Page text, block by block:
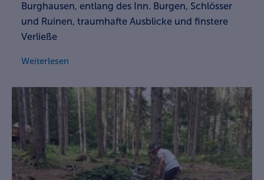
Burghausen, entlang des Inn. Burgen, Schlösser
und Ruinen, traumhafte Ausblicke und finstere
Verließe
Weiterlesen